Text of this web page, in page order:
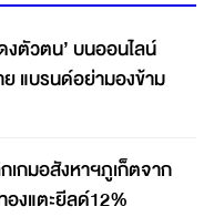
งตัวตน’ บนออนไลน์
แบรนด์อย่ามองข้าม
กเกมอสังหาฯภูเก็ตจาก
องแตะยีลด์12%